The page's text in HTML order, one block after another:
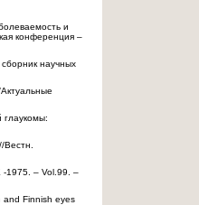
и
конференция –
научных
глаукомы:
-1975. – Vol.99. –
and Finnish eyes